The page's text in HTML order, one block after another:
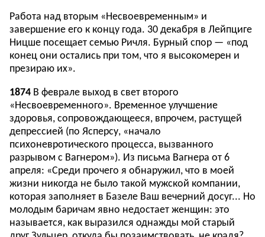
Работа над вторым «Несвоевременным» и
завершение его к концу года. 30 декабря в Лейпциге
Ницше посещает семью Ричля. Бурный спор — «под
конец они остались при том, что я высокомерен и
презираю их».
1874 В феврале выход в свет второго
«Несвоевременного». Временное улучшение
здоровья, сопровождающееся, впрочем, растущей
депрессией (по Ясперсу, «начало
психоневротического процесса, вызванного
разрывом с Вагнером»). Из письма Вагнера от 6
апреля: «Среди прочего я обнаружил, что в моей
жизни никогда не было такой мужской компании,
которая заполняет в Базеле Ваш вечерний досуг... Но
молодым баричам явно недостает женщин: это
называется, как выразился однажды мой старый